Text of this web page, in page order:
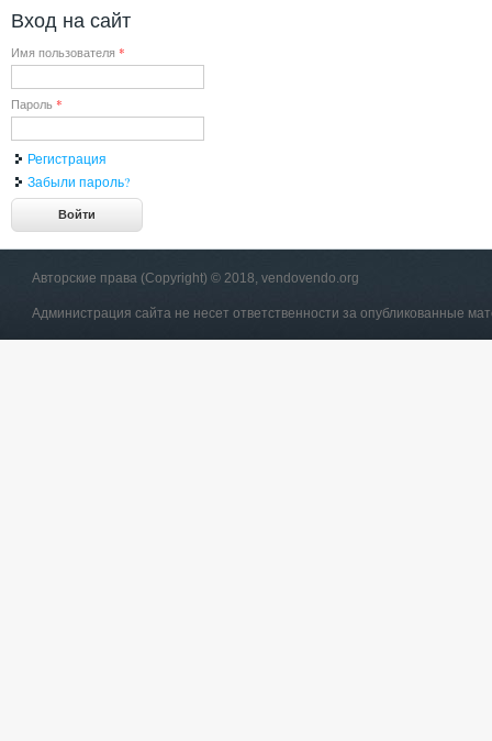
Вход на сайт
Имя пользователя *
Пароль *
Регистрация
Забыли пароль?
Авторские права (Copyright) © 2018, vendovendo.org
Администрация сайта не несет ответственности за опубликованные